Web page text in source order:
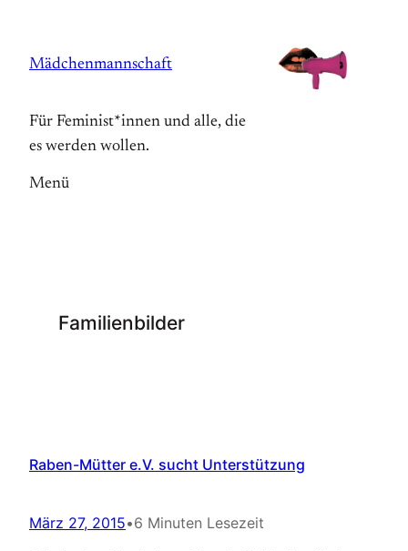
springen
Mädchenmannschaft
Für Feminist*innen und alle, die
es werden wollen.
Menü
Familienbilder
Raben-Mütter e.V. sucht Unterstützung
März 27, 2015•6 Minuten Lesezeit